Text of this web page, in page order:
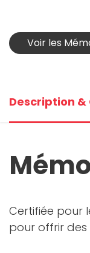
Voir les
Description
Certifiée pour
pour offrir